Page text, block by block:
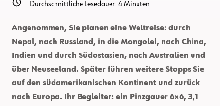
Durchschnittliche Lesedauer: 4Minuten
Angenommen, Sie planen eine Weltreise: durch
Nepal, nach Russland, in die Mongolei, nach China,
Indien und durch Südostasien, nach Australien und
über Neuseeland. Später führen weitere Stopps Sie
auf den südamerikanischen Kontinent und zurück
nach Europa. Ihr Begleiter: ein Pinzgauer 6×6, 3,1